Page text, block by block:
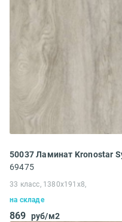
50037 Ламинат Kronostar
69475
33 класс, 1380x191x8,
на складе
869 руб/м2